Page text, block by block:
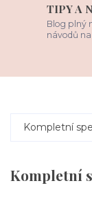
TIPY A
Blog plný
návodů
Kompletní
Kompletní